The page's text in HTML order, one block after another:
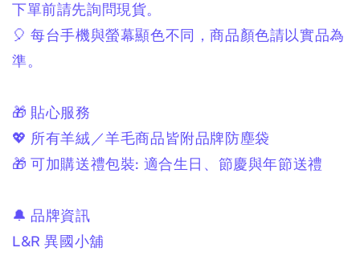
下單前請先詢問現貨。
🎈 每台手機與螢幕顯色不同，商品顏色請以實品為
準。
🎁 貼心服務
💖 所有羊絨／羊毛商品皆附品牌防塵袋
🎁 可加購送禮包裝: 適合生日、節慶與年節送禮
🔔 品牌資訊
L&R 異國小舖